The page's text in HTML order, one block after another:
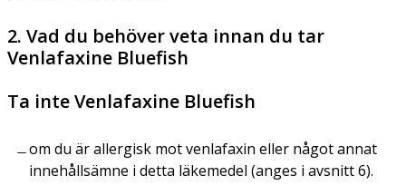
2. Vad du behöver veta innan du tar
Venlafaxine Bluefish
Ta inte Venlafaxine Bluefish
om du är allergisk mot venlafaxin eller något annat
innehållsämne i detta läkemedel (anges i avsnitt 6).